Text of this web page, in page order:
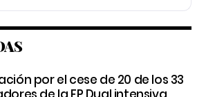
por el cese de 20 de los 33